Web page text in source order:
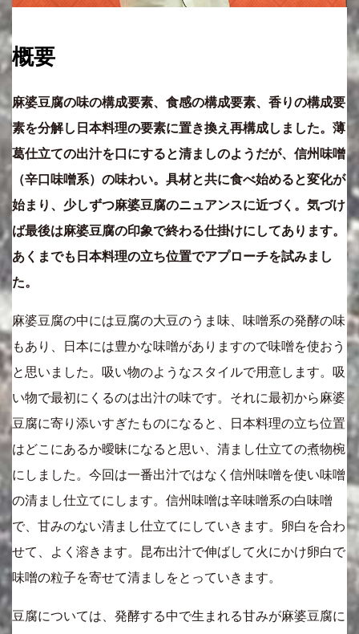
概要
麻婆豆腐の味の構成要素、食感の構成要素、香りの構成要
素を分解し日本料理の要素に置き換え再構成しました。薄
葛仕立ての出汁を口にすると清ましのようだが、信州味噌
（辛口味噌系）の味わい。具材と共に食べ始めると変化が
始まり、少しずつ麻婆豆腐のニュアンスに近づく。気づけ
ば最後は麻婆豆腐の印象で終わる仕掛けにしてあります。
あくまでも日本料理の立ち位置でアプローチを試みまし
た。
麻婆豆腐の中には豆腐の大豆のうま味、味噌系の発酵の味
もあり、日本には豊かな味噌がありますので味噌を使おう
と思いました。吸い物のようなスタイルで用意します。吸
い物で最初にくるのは出汁の味です。それに最初から麻婆
豆腐に寄り添いすぎたものになると、日本料理の立ち位置
はどこにあるか曖昧になると思い、清まし仕立ての煮物椀
にしました。今回は一番出汁ではなく信州味噌を使い味噌
の清まし仕立てにします。信州味噌は辛味噌系の白味噌
で、甘みのない清まし仕立てにしていきます。卵白を合わ
せて、よく溶きます。昆布出汁で伸ばして火にかけ卵白で
味噌の粒子を寄せて清ましをとっていきます。
豆腐については、発酵する中で生まれる甘みが麻婆豆腐に